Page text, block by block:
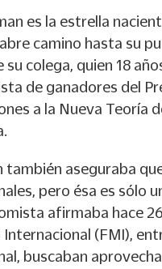
es la estrella
camino hasta su
su colega, quien 18
de ganadores del
a la Nueva Teoría
también aseguraba
pero ésa es sólo
afirmaba hace
(FMI),
buscaban